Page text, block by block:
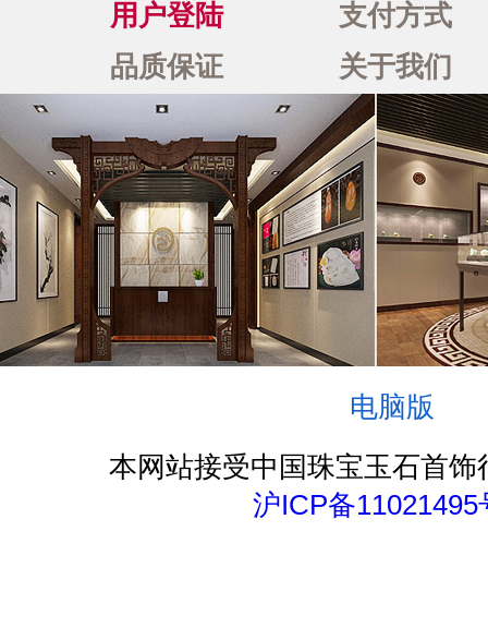
用户登陆
支付方式
品质保证
关于我们
电脑版
本网站接受中国珠宝玉石首饰
沪ICP备11021495